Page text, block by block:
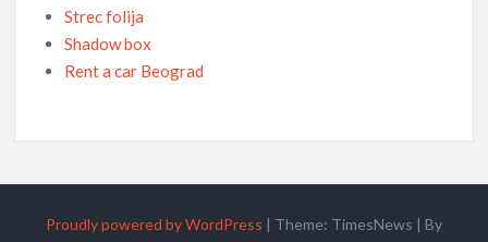
Strec folija
Shadow box
Rent a car Beograd
Proudly powered by WordPress | Theme: TimesNews | By